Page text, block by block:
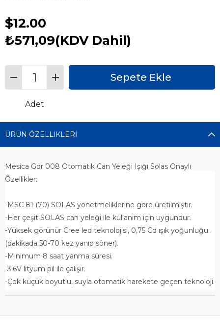
$12.00
₺571,09(KDV Dahil)
Adet
ÜRÜN ÖZELLIKLERI
Mesica Gdr 008 Otomatik Can Yeleği Işığı Solas Onaylı
Özellikler:
-MSC 81 (70) SOLAS yönetmeliklerine göre üretilmiştir.
-Her çeşit SOLAS can yeleği ile kullanım için uygundur.
-Yüksek görünür Cree led teknolojisi, 0,75 Cd ışık yoğunluğu.
(dakikada 50-70 kez yanıp söner).
-Minimum 8 saat yanma süresi.
-3.6V lityum pil ile çalışır.
-Çok küçük boyutlu, suyla otomatik harekete geçen teknoloji.